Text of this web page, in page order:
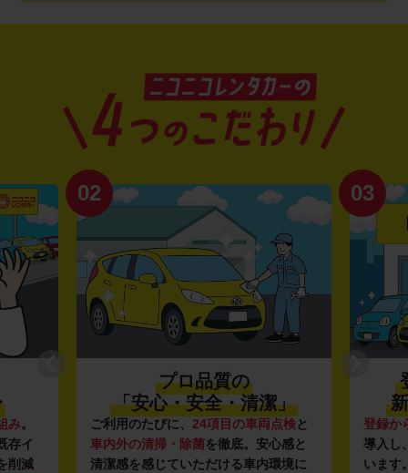
み。
存イ
削減
02
プロ品質の
「安心・安全・清潔」
ご利用のたびに、 24項目の車両点検と
車内外の清掃・除菌を徹底。安心感と
清潔感を感じていただける車内環境に
03
登録か
導入し
います